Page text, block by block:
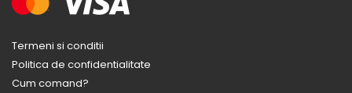
Termeni si conditii
Politica de confidentialitate
Cum comand?